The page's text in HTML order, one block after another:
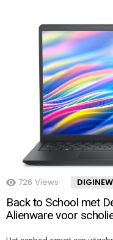
726 Views
Back to School met
Alienware voor